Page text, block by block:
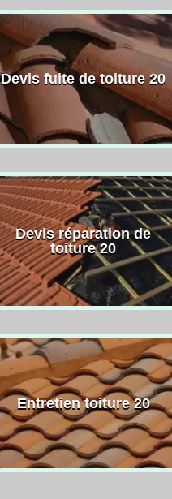
Devis fuite de toiture 20
Devis réparation de
toiture 20
Entretien toiture 20